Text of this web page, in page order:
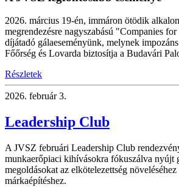
2026. március 19-én, immáron ötödik
megrendezésre nagyszabású "Companies
díjátadó gálaeseményünk, melynek
Főőrség és Lovarda biztosítja a Budavári
Részletek
2026. február 3.
Leadership Club
A JVSZ februári Leadership Club
munkaerőpiaci kihívásokra fókuszálva nyújt
megoldásokat az elkötelezettség
márkaépítéshez.